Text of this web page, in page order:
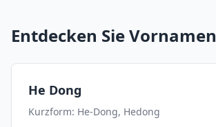
Entdecken Sie Vornamen
He Dong
Kurzform: He-Dong, Hedong